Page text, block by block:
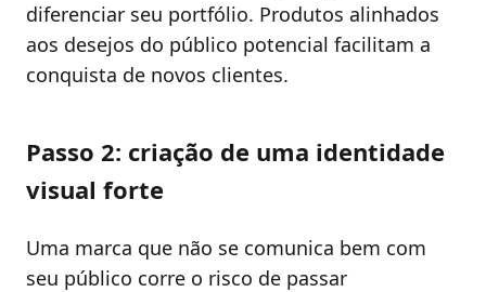
diferenciar seu portfólio. Produtos alinhados
aos desejos do público potencial facilitam a
conquista de novos clientes.
Passo 2: criação de uma identidade
visual forte
Uma marca que não se comunica bem com
seu público corre o risco de passar